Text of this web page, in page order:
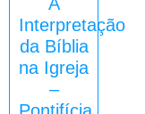
A
Interpretação
da Bíblia
na Igreja
–